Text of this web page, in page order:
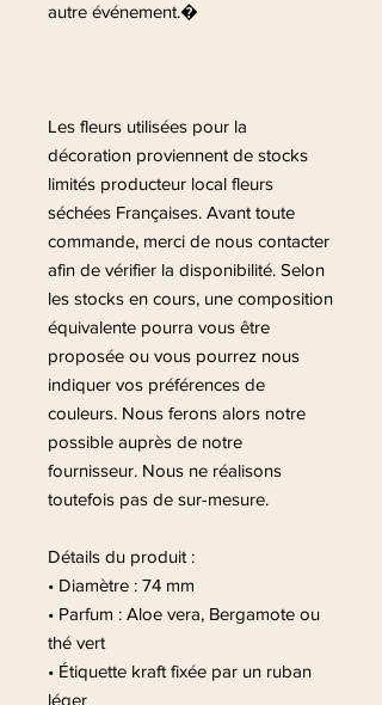
autre événement.�
Les fleurs utilisées pour la
décoration proviennent de stocks
limités producteur local fleurs
séchées Françaises. Avant toute
commande, merci de nous contacter
afin de vérifier la disponibilité. Selon
les stocks en cours, une composition
équivalente pourra vous être
proposée ou vous pourrez nous
indiquer vos préférences de
couleurs. Nous ferons alors notre
possible auprès de notre
fournisseur. Nous ne réalisons
toutefois pas de sur-mesure.
Détails du produit :
• Diamètre : 74 mm
• Parfum : Aloe vera, Bergamote ou
thé vert
• Étiquette kraft fixée par un ruban
léger